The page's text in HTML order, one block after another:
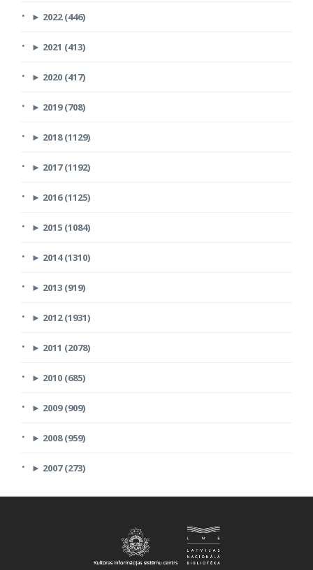
► 2022 (446)
► 2021 (413)
► 2020 (417)
► 2019 (708)
► 2018 (1129)
► 2017 (1192)
► 2016 (1125)
► 2015 (1084)
► 2014 (1310)
► 2013 (919)
► 2012 (1931)
► 2011 (2078)
► 2010 (685)
► 2009 (909)
► 2008 (959)
► 2007 (273)